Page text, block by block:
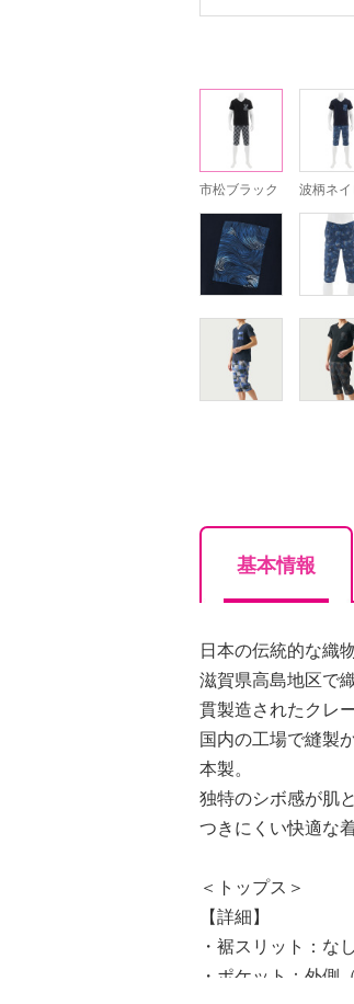
市松ブラック 波柄ネイ
基本情報
日本の伝統的な織
滋賀県高島地区で
貫製造されたクレ
国内の工場で縫製
本製。
独特のシボ感が肌
つきにくい快適な
＜トップス＞
【詳細】
・裾スリット：なし
・ポケット：外側